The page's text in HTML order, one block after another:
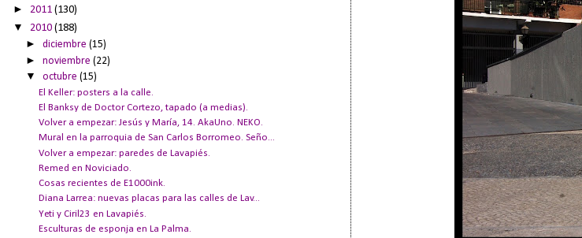
► 2011 (130)
▼ 2010 (188)
►diciembre(15)
►noviembre(22)
▼octubre(15)
El Keller: posters a la calle.
El Banksy de Doctor Cortezo, tapado (a medias).
Volver a empezar: Jesús y María, 14. AkaUno. NEKO.
Mural en la parroquia de San Carlos Borromeo. Seño...
Volver a empezar: paredes de Lavapiés.
Remed en Noviciado.
Cosas recientes de E1000ink.
Diana Larrea: nuevas placas para las calles de Lav...
Yeti y Ciril23 en Lavapiés.
Esculturas de esponja en La Palma.